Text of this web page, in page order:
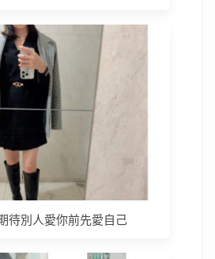
待別人愛你前先愛自己